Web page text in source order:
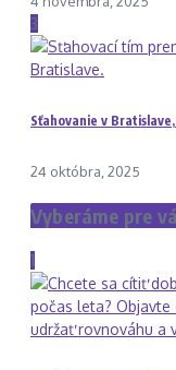
3
Sťahovanie v
24 októbra, 2025
Vyberáme pre
1